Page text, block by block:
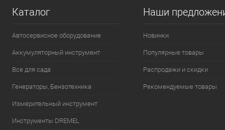
Каталог
Автосервисное оборудование
Аккумуляторный инструмент
Все для сада
Генераторы, Бензотехника
Измерительный инструмент
Инструменты DREMEL
Наши
Новинки
Популярные товары
Распродажи и скидки
Рекомендуемые товары